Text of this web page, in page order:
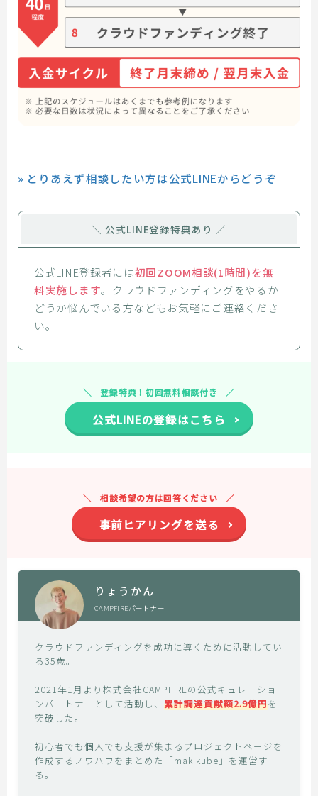
» とりあえず相談したい方は公式LINEからどうぞ
＼ 公式LINE登録特典あり ／
公式LINE登録者には初回ZOOM相談(1時間)を無
料実施します。クラウドファンディングをやるか
どうか悩んでいる方などもお気軽にご連絡くださ
い。
登録特典！初回無料相談付き
公式LINEの登録はこちら
相談希望の方は回答ください
事前ヒアリングを送る
りょうかん
CAMPFIREパートナー
クラウドファンディングを成功に導くために活動してい
る35歳。
2021年1月より株式会社CAMPIFREの公式キュレーショ
ンパートナーとして活動し、 累計調達貢献額2.9億円を
突破した。
初心者でも個人でも支援が集まるプロジェクトページを
作成するノウハウをまとめた「makikube」を運営す
る。